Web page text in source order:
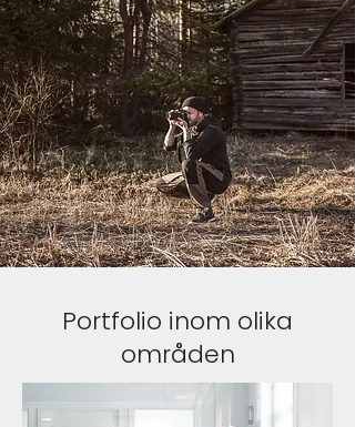
Portfolio inom olika
områden